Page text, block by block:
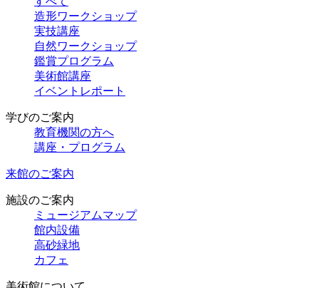
造形ワークショップ
実技講座
自然ワークショップ
鑑賞プログラム
美術館講座
イベントレポート
学びのご案内
教育機関の方へ
講座・プログラム
来館のご案内
施設のご案内
ミュージアムマップ
館内設備
高砂緑地
カフェ